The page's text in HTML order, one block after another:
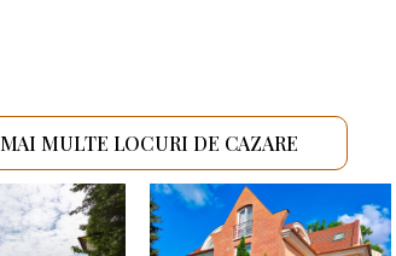
MAI MULTE LOCURI DE CAZARE